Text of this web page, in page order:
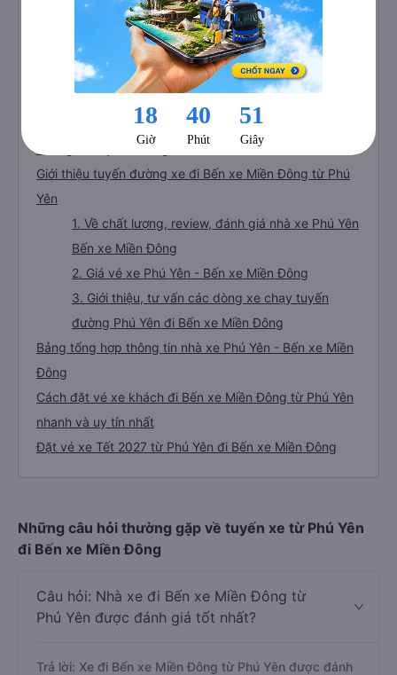
🚌 14. Xe Mạnh Hùng (Bình Định) khởi hành tại
Vòng Xoay điểm giao QL1A và QL25
🚌 15. Xe Hưng Ngọc khởi hành tại
Bến xe Miền Đông
Thông tin tuyến đường
Giới thiệu tuyến đường xe đi Bến xe Miền Đông từ Phú
Yên
1. Về chất lượng, review, đánh giá nhà xe Phú Yên
Bến xe Miền Đông
2. Giá vé xe Phú Yên - Bến xe Miền Đông
3. Giới thiệu, tư vấn các dòng xe chạy tuyến
đường Phú Yên đi Bến xe Miền Đông
Bảng tổng hợp thông tin nhà xe Phú Yên - Bến xe Miền
Đông
Cách đặt vé xe khách đi Bến xe Miền Đông từ Phú Yên
nhanh và uy tín nhất
Đặt vé xe Tết 2027 từ Phú Yên đi Bến xe Miền Đông
Những câu hỏi thường gặp về tuyến xe từ Phú Yên
đi Bến xe Miền Đông
Câu hỏi: Nhà xe đi Bến xe Miền Đông từ
Phú Yên được đánh giá tốt nhất?
Trả lời: Xe đi Bến xe Miền Đông từ Phú Yên được đánh